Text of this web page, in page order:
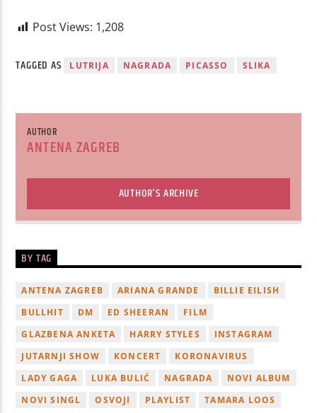
Post Views: 1,208
TAGGED AS LUTRIJA NAGRADA PICASSO SLIKA
AUTHOR
ANTENA ZAGREB
AUTHOR'S ARCHIVE
BY TAG
ANTENA ZAGREB ARIANA GRANDE
BILLIE EILISH
BULLHIT
DM ED SHEERAN
FILM
GLAZBENA ANKETA
HARRY STYLES
INSTAGRAM
JUTARNJI SHOW
KONCERT
KORONAVIRUS
LADY GAGA
LUKA BULIĆ NAGRADA
NOVI ALBUM
NOVI SINGL
OSVOJI PLAYLIST
TAMARA LOOS